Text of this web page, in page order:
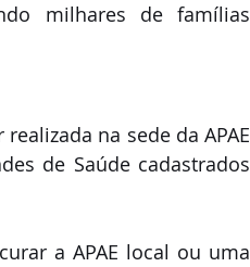
milhares de famílias
na sede da APAE
de Saúde cadastrados
a APAE local ou uma